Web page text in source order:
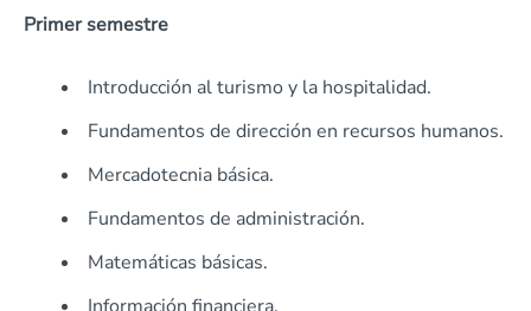
Primer semestre
Introducción al turismo y la hospitalidad.
Fundamentos de dirección en recursos humanos.
Mercadotecnia básica.
Fundamentos de administración.
Matemáticas básicas.